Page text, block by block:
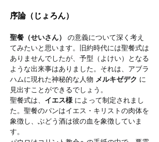
序論（じょろん）
聖餐（せいさん）
の意義について深く考え
てみたいと思います。旧約時代には聖餐式は
ありませんでしたが、予型（よけい）となる
ような出来事はありました。それは、アブラ
ハムに現れた神秘的な人物 メルキゼデク に
見出すことができるでしょう。
聖餐式は、 イエス様 によって制定されまし
た。聖餐のパンはイエス・キリストの肉体を
象徴し、ぶどう酒は彼の血を象徴していま
す。